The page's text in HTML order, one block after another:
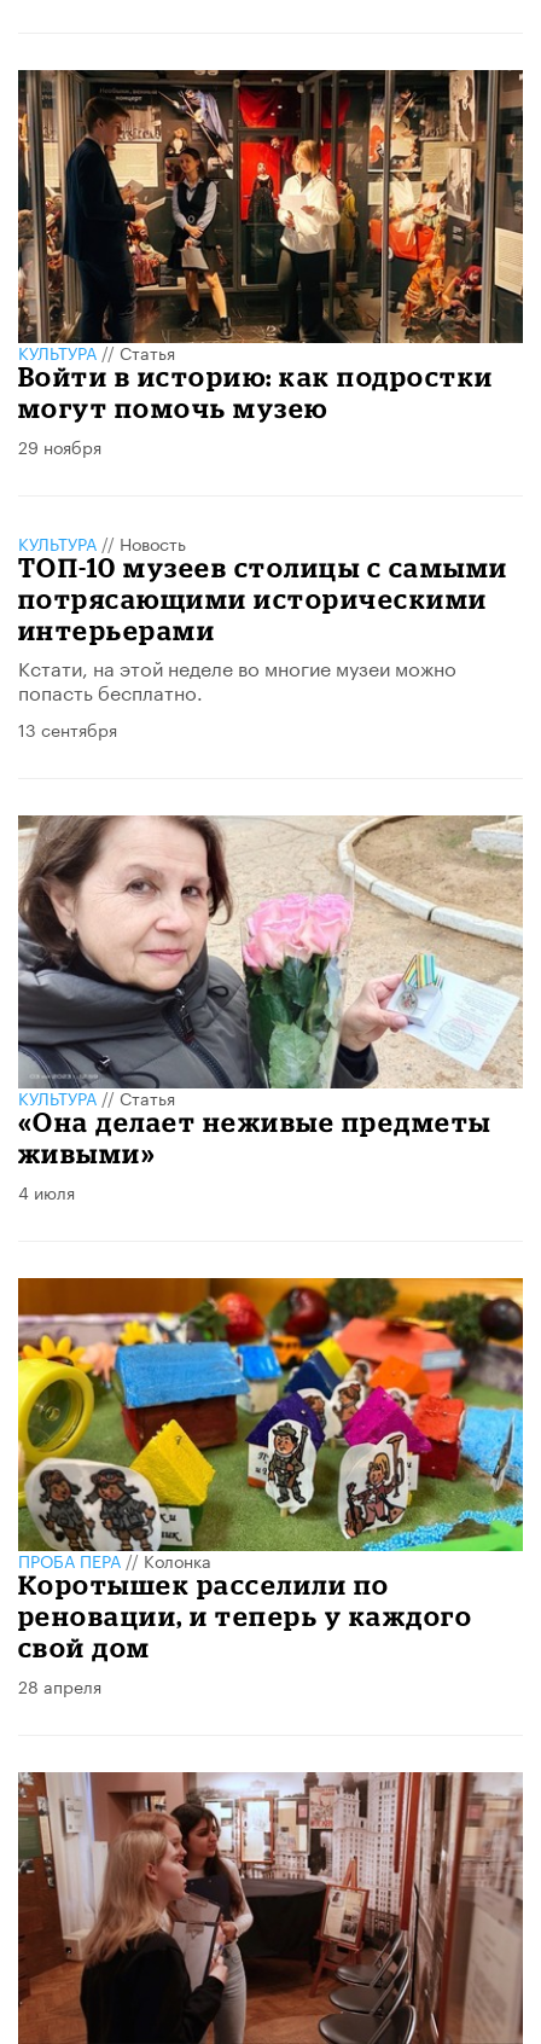
КУЛЬТУРА//Статья
Войти в историю: как подростки
могут помочь музею
29 ноября
КУЛЬТУРА // Новость
ТОП-10 музеев столицы с самыми
потрясающими историческими
интерьерами
Кстати, на этой неделе во многие музеи можно
попасть бесплатно.
13 сентября
КУЛЬТУРА//Статья
«Она делает неживые предметы
живыми»
4 июля
ПРОБА ПЕРА//Колонка
Коротышек расселили по
реновации, и теперь у каждого
свой дом
28 апреля